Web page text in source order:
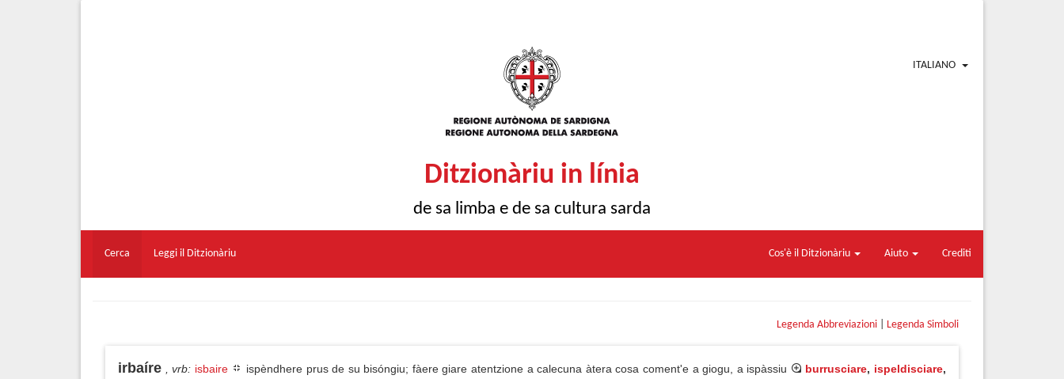
ITALIANO
Ditzionàriu in línia
de sa limba e de sa cultura sarda
Cerca Leggi il Ditzionàriu Cos'è il Ditzionàriu Aiuto Crediti
Legenda Abbreviazioni Legenda Simboli
irbaíre , vrb: isbaire ispèndhere prus de su bisóngiu; fàere giare atentzione a calecuna àtera cosa coment'e a giogu, a ispàssiu burrusciare, ispeldisciare,